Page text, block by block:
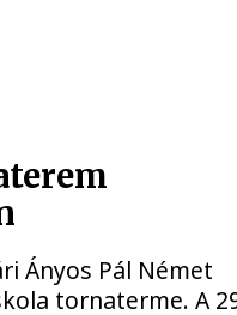
Ányos Pál Német
tornaterme. A